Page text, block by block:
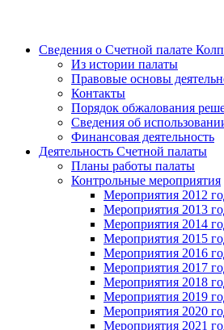
Сведения о Счетной палате
Из истории палаты
Правовые основы
Контакты
Порядок обжалования
Сведения об
Финансовая деятельность
Деятельность Счетной палаты
Планы работы палаты
Контрольные мероприятия
Мероприятия 2012
Мероприятия 2013
Мероприятия 2014
Мероприятия 2015
Мероприятия 2016
Мероприятия 2017
Мероприятия 2018
Мероприятия 2019
Мероприятия 2020
Мероприятия 2021